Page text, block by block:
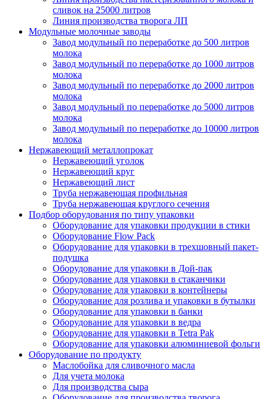
сливок на 25000 литров
Линия производства творога ЛП
Модульные молочные заводы
Завод модульный по переработке до 500 литров
молока
Завод модульный по переработке до 1000 литров
молока
Завод модульный по переработке до 2000 литров
молока
Завод модульный по переработке до 5000 литров
молока
Завод модульный по переработке до 10000 литров
молока
Нержавеющий металлопрокат
Нержавеющий уголок
Нержавеющий круг
Нержавеющий лист
Труба нержавеющая профильная
Труба нержавеющая круглого сечения
Подбор оборудования по типу упаковки
Оборудование для упаковки продукции в стики
Оборудование Flow Pack
Оборудование для упаковки в трехшовный пакет-
подушка
Оборудование для упаковки в Дой-пак
Оборудование для упаковки в стаканчики
Оборудование для упаковки в контейнеры
Оборудование для розлива и упаковки в бутылки
Оборудование для упаковки в банки
Оборудование для упаковки в ведра
Оборудование для упаковки в Tetra Pak
Оборудование для упаковки алюминиевой фольги
Оборудование по продукту
Маслобойка для сливочного масла
Для учета молока
Для производства сыра